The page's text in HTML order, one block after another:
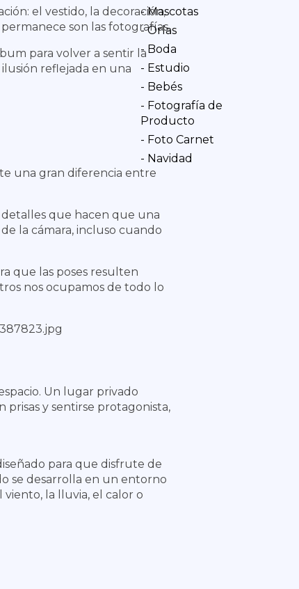
el vestido, la decoración,
son las fotografías.
para volver a sentir la
reflejada en una
una gran diferencia entre
que hacen que una
la cámara, incluso cuando
que las poses resulten
nos ocupamos de todo lo
Un lugar privado
prisas y sentirse protagonista,
para que disfrute de
se desarrolla en un entorno
la lluvia, el calor o
- Mascotas
- Orlas
- Boda
- Estudio
- Bebés
- Fotografía de
Producto
- Foto Carnet
- Navidad